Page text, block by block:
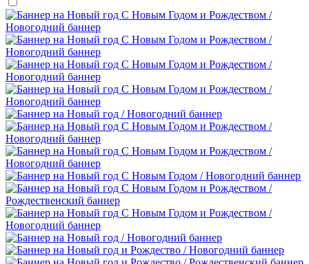
20 декабря, День работника органов
безопасности
Новогоднее оформление
Рождество Христово
19 января, Крещение Господне
22 января, День дедушки
25 января, Татьянин день
14 февраля, День Святого
Валентина
15 февраля, День памяти о
россиянах...
Масленица
23 февраля, День защитника
Отечества
1 марта, День Бабушек